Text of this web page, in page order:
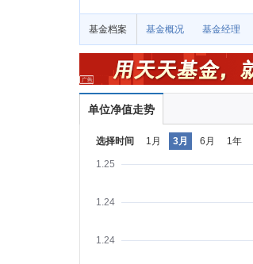
基金档案 基金概况 基金经理
单位净值走势
选择时间 1月 3月 6月 1年
1.24
1.24
1.25